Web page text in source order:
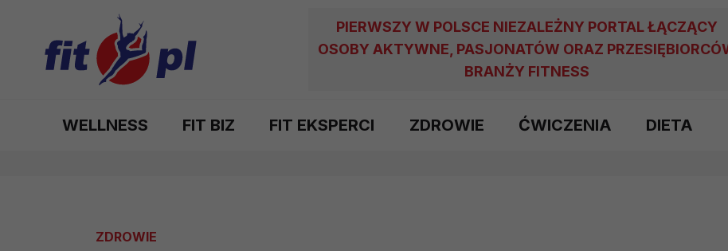
PIERWSZY W POLSCE NIEZALEŻNY PORTAL ŁĄCZĄCY
OSOBY AKTYWNE, PASJONATÓW ORAZ
BRANŻY FITNESS
WELLNESS FIT BIZ FIT EKSPERCI ZDROWIE ĆWICZENIA DIETA
ZDROWIE